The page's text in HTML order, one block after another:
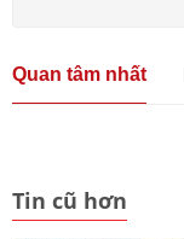
Quan tâm nhất
Tin cũ hơn